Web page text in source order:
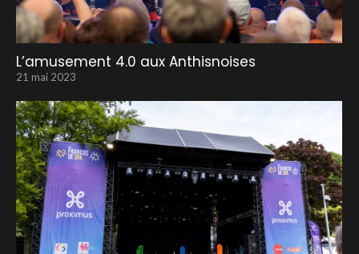
L’amusement 4.0 aux Anthisnoises
21 mai 2023